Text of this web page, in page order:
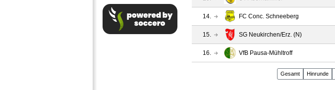
14. FC Conc. Schneeberg
15. SG Neukirchen/Erz. (N)
16. VfB Pausa-Mühltroff
Gesamt Hinrunde